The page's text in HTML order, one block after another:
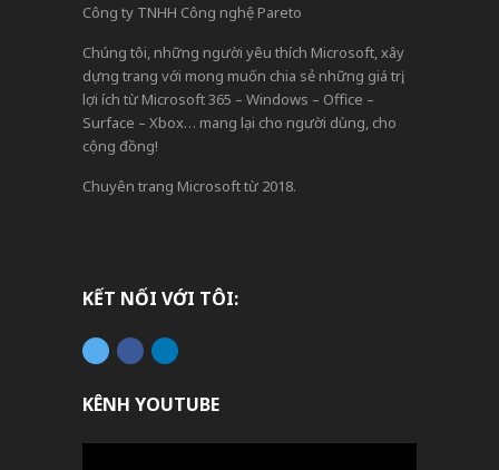
Công ty TNHH Công nghệ Pareto
Chúng tôi, những người yêu thích Microsoft, xây
dựng trang với mong muốn chia sẻ những giá trị,
lợi ích từ Microsoft 365 – Windows – Office –
Surface – Xbox… mang lại cho người dùng, cho
cộng đồng!
Chuyên trang Microsoft từ 2018.
KẾT NỐI VỚI TÔI:
KÊNH YOUTUBE